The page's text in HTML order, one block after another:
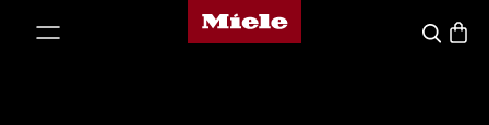
"Miele" pradžios tinklalapis
Paieška